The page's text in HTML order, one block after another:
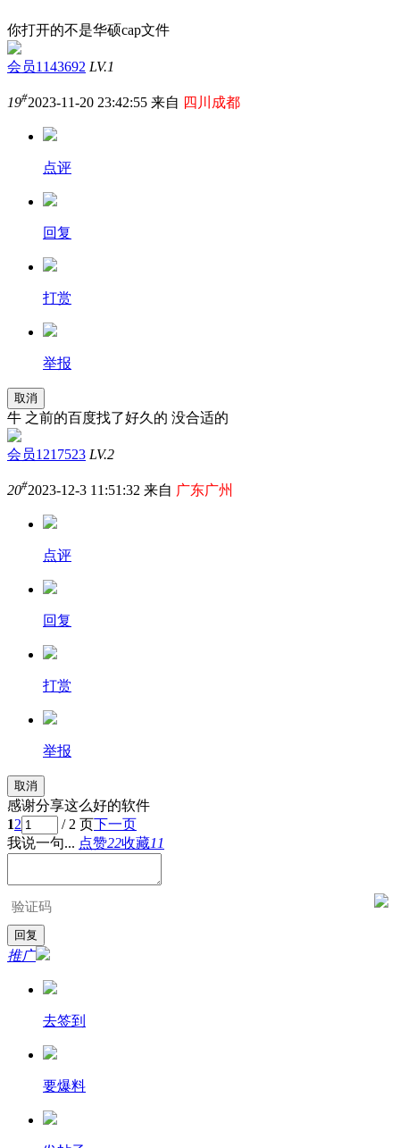
你打开的不是华硕cap文件
会员1143692 LV.1
19#2023-11-20 23:42:55 来自 四川成都
点评
回复
打赏
举报
取消
牛 之前的百度找了好久的 没合适的
会员1217523 LV.2
20#2023-12-3 11:51:32 来自 广东广州
点评
回复
打赏
举报
取消
感谢分享这么好的软件
12 / 2 页下一页
我说一句... 点赞22收藏11
推广
去签到
要爆料